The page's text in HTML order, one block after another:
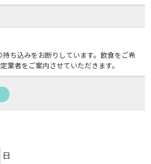
持ち込みをお断りしています。飲食をご希
業者をご案内させていただきます。
日